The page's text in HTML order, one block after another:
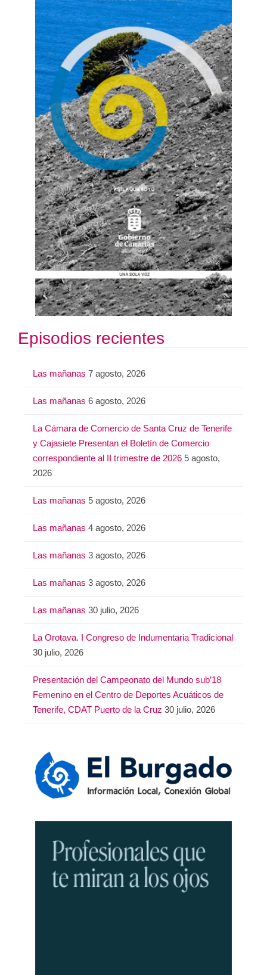
Episodios recientes
Las mañanas 7 agosto, 2026
Las mañanas 6 agosto, 2026
La Cámara de Comercio de Santa Cruz de Tenerife
y Cajasiete Presentan el Boletín de Comercio
correspondiente al II trimestre de 2026 5 agosto,
2026
Las mañanas 5 agosto, 2026
Las mañanas 4 agosto, 2026
Las mañanas 3 agosto, 2026
Las mañanas 3 agosto, 2026
Las mañanas 30 julio, 2026
La Orotava. I Congreso de Indumentaria Tradicional
30 julio, 2026
Presentación del Campeonato del Mundo sub’18
Femenino en el Centro de Deportes Acuáticos de
Tenerife, CDAT Puerto de la Cruz 30 julio, 2026